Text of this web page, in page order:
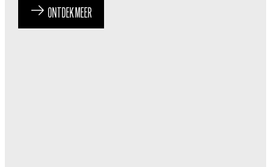
ONTDEK MEER